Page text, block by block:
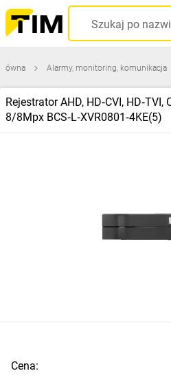
Alarmy, monitoring, komunikacja
Rejestrator AHD, HD‑CVI, HD‑TVI,
8/8Mpx BCS‑L‑XVR0801‑4KE(5)
Cena: